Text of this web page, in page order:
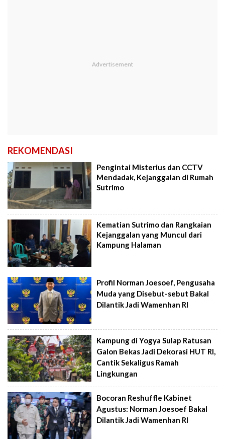
REKOMENDASI
Pengintai Misterius dan CCTV
Mendadak, Kejanggalan di Rumah
Sutrimo
Kematian Sutrimo dan Rangkaian
Kejanggalan yang Muncul dari
Kampung Halaman
Profil Norman Joesoef, Pengusaha
Muda yang Disebut-sebut Bakal
Dilantik Jadi Wamenhan RI
Kampung di Yogya Sulap Ratusan
Galon Bekas Jadi Dekorasi HUT RI,
Cantik Sekaligus Ramah
Lingkungan
Bocoran Reshuffle Kabinet
Agustus: Norman Joesoef Bakal
Dilantik Jadi Wamenhan RI